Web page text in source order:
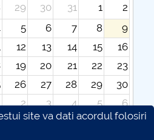
29 30 31 1
2
5 6 7 8
9
12 13 14 15
16
19 20 21 22
23
26 27 28 29
30
2 3 4 5
6
site va dati acordul folosiri